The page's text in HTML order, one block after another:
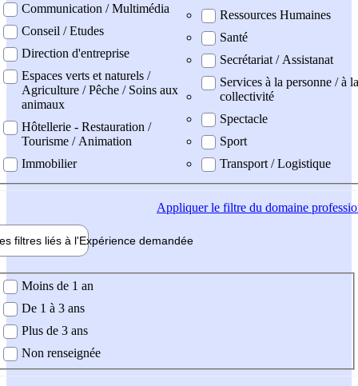
Communication / Multimédia
Conseil / Etudes
Direction d'entreprise
Espaces verts et naturels /
Agriculture / Pêche / Soins aux
animaux
Hôtellerie - Restauration /
Tourisme / Animation
Immobilier
Ressources Humaines
Santé
Secrétariat / Assistanat
Services à la personne / à la
collectivité
Spectacle
Sport
Transport / Logistique
Appliquerle filtre du domaine
filtres liés à l'Expérience demandée
demandée
Moins de 1 an
De 1 à 3 ans
Plus de 3 ans
Non renseignée